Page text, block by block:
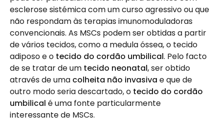
esclerose sistémica com um curso agressivo ou que
não respondam às terapias imunomoduladoras
convencionais. As MSCs podem ser obtidas a partir
de vários tecidos, como a medula óssea, o tecido
adiposo e o tecido do cordão umbilical. Pelo facto
de se tratar de um tecido neonatal, ser obtido
através de uma colheita não invasiva e que de
outro modo seria descartado, o tecido do cordão
umbilical é uma fonte particularmente
interessante de MSCs.